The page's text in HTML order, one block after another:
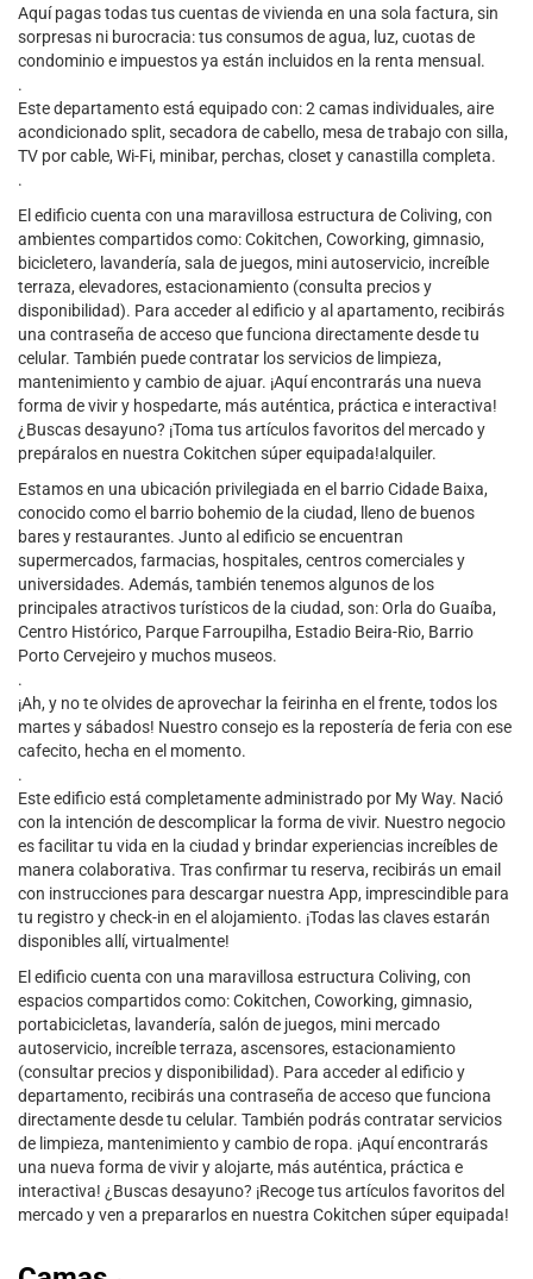
Aquí pagas todas tus cuentas de vivienda en una sola factura, sin
sorpresas ni burocracia: tus consumos de agua, luz, cuotas de
condominio e impuestos ya están incluidos en la renta mensual.
.
Este departamento está equipado con: 2 camas individuales, aire
acondicionado split, secadora de cabello, mesa de trabajo con silla,
TV por cable, Wi-Fi, minibar, perchas, closet y canastilla completa.
.
El edificio cuenta con una maravillosa estructura de Coliving, con
ambientes compartidos como: Cokitchen, Coworking, gimnasio,
bicicletero, lavandería, sala de juegos, mini autoservicio, increíble
terraza, elevadores, estacionamiento (consulta precios y
disponibilidad). Para acceder al edificio y al apartamento, recibirás
una contraseña de acceso que funciona directamente desde tu
celular. También puede contratar los servicios de limpieza,
mantenimiento y cambio de ajuar. ¡Aquí encontrarás una nueva
forma de vivir y hospedarte, más auténtica, práctica e interactiva!
¿Buscas desayuno? ¡Toma tus artículos favoritos del mercado y
prepáralos en nuestra Cokitchen súper equipada!alquiler.
Estamos en una ubicación privilegiada en el barrio Cidade Baixa,
conocido como el barrio bohemio de la ciudad, lleno de buenos
bares y restaurantes. Junto al edificio se encuentran
supermercados, farmacias, hospitales, centros comerciales y
universidades. Además, también tenemos algunos de los
principales atractivos turísticos de la ciudad, son: Orla do Guaíba,
Centro Histórico, Parque Farroupilha, Estadio Beira-Rio, Barrio
Porto Cervejeiro y muchos museos.
.
¡Ah, y no te olvides de aprovechar la feirinha en el frente, todos los
martes y sábados! Nuestro consejo es la repostería de feria con ese
cafecito, hecha en el momento.
.
Este edificio está completamente administrado por My Way. Nació
con la intención de descomplicar la forma de vivir. Nuestro negocio
es facilitar tu vida en la ciudad y brindar experiencias increíbles de
manera colaborativa. Tras confirmar tu reserva, recibirás un email
con instrucciones para descargar nuestra App, imprescindible para
tu registro y check-in en el alojamiento. ¡Todas las claves estarán
disponibles allí, virtualmente!
El edificio cuenta con una maravillosa estructura Coliving, con
espacios compartidos como: Cokitchen, Coworking, gimnasio,
portabicicletas, lavandería, salón de juegos, mini mercado
autoservicio, increíble terraza, ascensores, estacionamiento
(consultar precios y disponibilidad). Para acceder al edificio y
departamento, recibirás una contraseña de acceso que funciona
directamente desde tu celular. También podrás contratar servicios
de limpieza, mantenimiento y cambio de ropa. ¡Aquí encontrarás
una nueva forma de vivir y alojarte, más auténtica, práctica e
interactiva! ¿Buscas desayuno? ¡Recoge tus artículos favoritos del
mercado y ven a prepararlos en nuestra Cokitchen súper equipada!